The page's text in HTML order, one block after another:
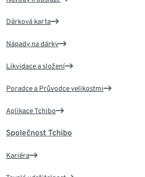
Dárková karta
Nápady na dárky
Likvidace a složení
Poradce a Průvodce velikostmi
Aplikace Tchibo
Společnost Tchibo
Kariéra